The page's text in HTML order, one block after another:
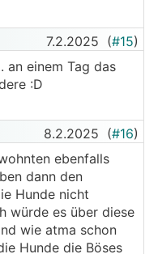
7.2.2025 (#15)
an einem Tag das
:D
8.2.2025 (#16)
ebenfalls
dann den
Hunde nicht
würde es über diese
wie atma schon
Hunde die Böses